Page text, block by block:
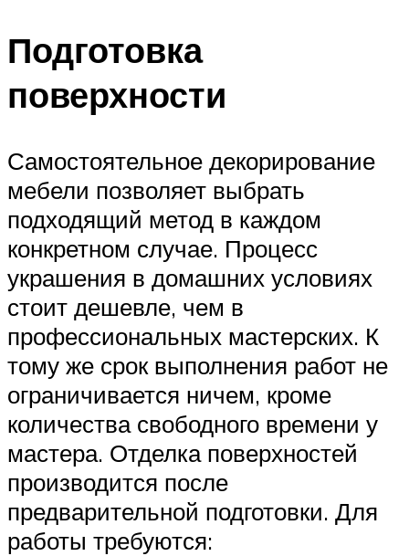
Подготовка
поверхности
Самостоятельное декорирование
мебели позволяет выбрать
подходящий метод в каждом
конкретном случае. Процесс
украшения в домашних условиях
стоит дешевле, чем в
профессиональных мастерских. К
тому же срок выполнения работ не
ограничивается ничем, кроме
количества свободного времени у
мастера. Отделка поверхностей
производится после
предварительной подготовки. Для
работы требуются: